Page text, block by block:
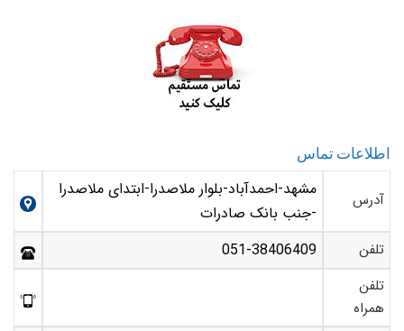
اطلاعات تماس
آدرس
مشهد-احمدآباد-بلوار ملاصدرا-ابتدای ملاصدرا
-جنب بانک صادرات
تلفن 051-38406409
تلفن
همراه